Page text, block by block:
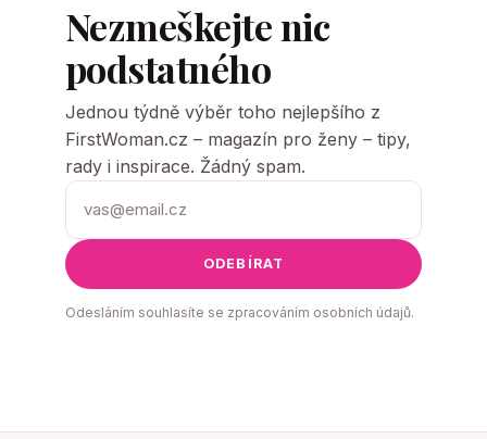
Nezmeškejte nic
podstatného
Jednou týdně výběr toho nejlepšího z
FirstWoman.cz – magazín pro ženy – tipy,
rady i inspirace. Žádný spam.
ODEBÍRAT
Odesláním souhlasíte se zpracováním osobních údajů.